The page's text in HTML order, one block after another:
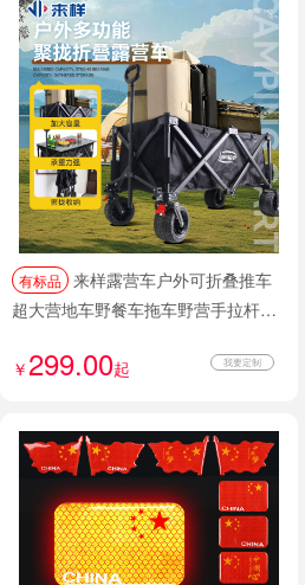
有标品
超大营地车野餐车拖车野营手拉杆摆
￥299.00起 我要定制